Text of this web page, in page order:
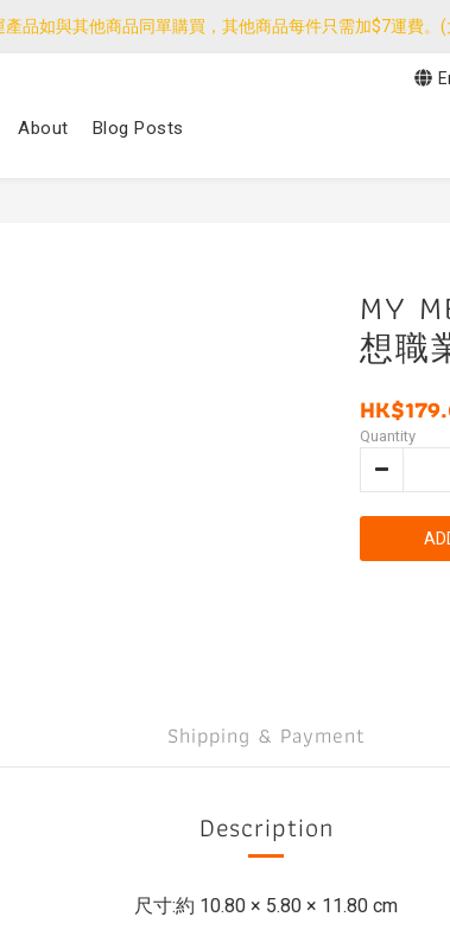
產品如與其他商品同單購買，其他商品每件只需加$7運費。
產品如與其他商品同單購買，其他商品每件只需加$7運費。
們團隊由30/7~12/8外訪搜羅新產品，期間網店訂單處理及
產品如與其他商品同單購買，其他商品每件只需加$7運費。(
About Blog Posts
MY
想職
Quantity
Shipping & Payment
Description
尺寸:約 10.80 × 5.80 × 11.80 cm